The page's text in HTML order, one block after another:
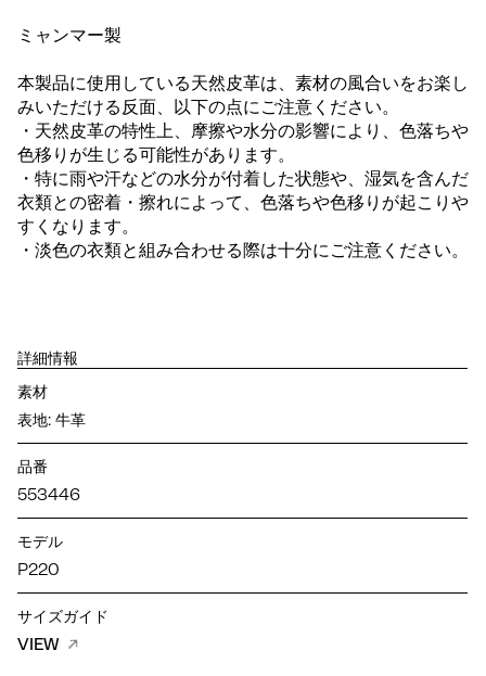
ミャンマー製
本製品に使用している天然皮革は、素材の風合いをお楽し
みいただける反面、以下の点にご注意ください。
・天然皮革の特性上、摩擦や水分の影響により、色落ちや
色移りが生じる可能性があります。
・特に雨や汗などの水分が付着した状態や、湿気を含んだ
衣類との密着・擦れによって、色落ちや色移りが起こりや
すくなります。
・淡色の衣類と組み合わせる際は十分にご注意ください。
詳細情報
素材
表地: 牛革
品番
553446
モデル
P220
サイズガイド
VIEW